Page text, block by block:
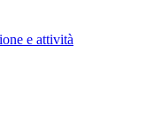
e attività